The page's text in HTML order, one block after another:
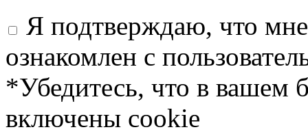
Я подтверждаю, что
ознакомлен с
*Убедитесь, что в вашем
включены cookie